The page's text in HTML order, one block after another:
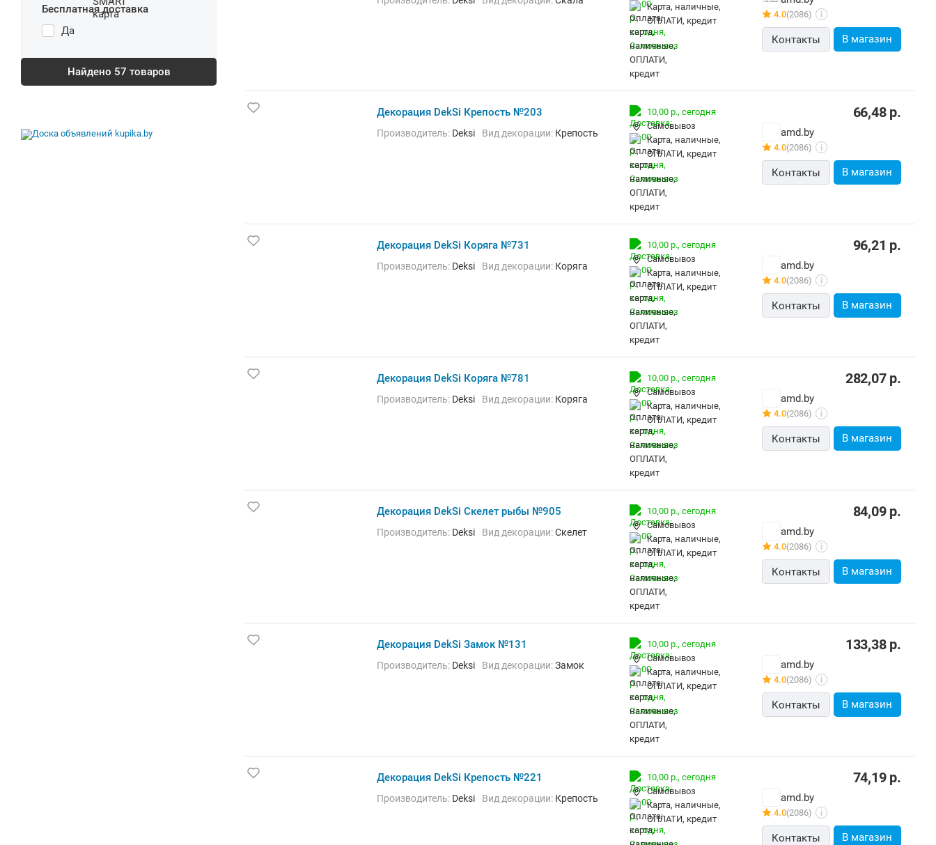
Бесплатная доставка
Да
Найдено 57 товаров
карта, наличные,
ОПЛАТИ, кредит
4.0(2086) i
Контакты В магазин
Декорация DekSi Крепость №203
Производитель: Deksi Вид декорации: Крепость
10,00 р., сегодня
Самовывоз
карта, наличные,
ОПЛАТИ, кредит
66,48р.
amd.by
4.0(2086) i
Контакты В магазин
Декорация DekSi Коряга №731
Производитель: Deksi Вид декорации: Коряга
10,00 р., сегодня
Самовывоз
карта, наличные,
ОПЛАТИ, кредит
96,21 р.
amd.by
4.0(2086) i
Контакты В магазин
Декорация DekSi Коряга №781
Производитель: Deksi Вид декорации: Коряга
10,00 р., сегодня
Самовывоз
карта, наличные,
ОПЛАТИ, кредит
282,07р.
amd.by
4.0(2086) i
Контакты В магазин
Декорация DekSi Скелет рыбы №905
Производитель: Deksi Вид декорации:Скелет
10,00 р., сегодня
Самовывоз
карта, наличные,
ОПЛАТИ, кредит
84,09р.
amd.by
4.0(2086) i
Контакты В магазин
Декорация DekSi Замок №131
Производитель: Deksi Вид декорации:Замок
10,00 р., сегодня
Самовывоз
карта, наличные,
ОПЛАТИ, кредит
133,38р.
amd.by
4.0(2086) i
Контакты В магазин
Декорация DekSi Крепость №221
Производитель: Deksi Вид декорации: Крепость
10,00 р., сегодня
Самовывоз
карта, наличные,
ОПЛАТИ, кредит
74,19р.
amd.by
4.0(2086) i
Контакты В магазин